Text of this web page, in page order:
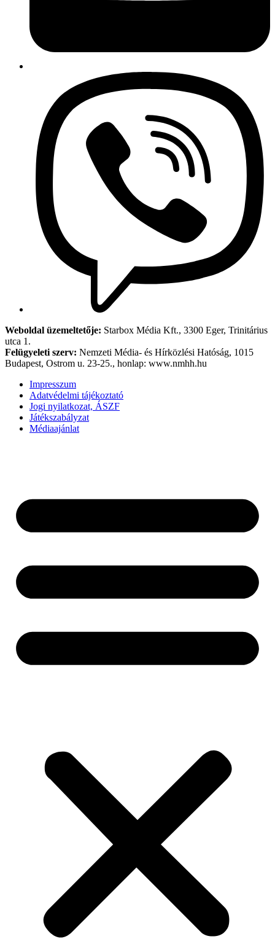
Weboldal üzemeltetője: Starbox Média Kft., 3300 Eger, Trinitárius
utca 1.
Felügyeleti szerv: Nemzeti Média- és Hírközlési Hatóság, 1015
Budapest, Ostrom u. 23-25., honlap: www.nmhh.hu
Impresszum
Adatvédelmi tájékoztató
Jogi nyilatkozat, ÁSZF
Játékszabályzat
Médiaajánlat